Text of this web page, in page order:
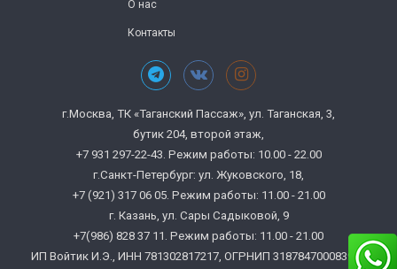
О нас
Контакты
г.Москва, ТК «Таганский Пассаж», ул. Таганская, 3,
бутик 204, второй этаж,
+7 931 297-22-43. Режим работы: 10.00 - 22.00
г.Санкт-Петербург: ул. Жуковского, 18,
+7 (921) 317 06 05. Режим работы: 11.00 - 21.00
г. Казань, ул. Сары Садыковой, 9
+7(986) 828 37 11. Режим работы: 11.00 - 21.00
ИП Войтик И.Э., ИНН 781302817217, ОГРНИП 318784700083972